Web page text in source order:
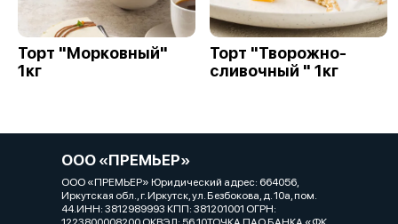
Торт "Морковный"
1кг
Торт "Творожно-
сливочный " 1кг
ООО «ПРЕМЬЕР»
ООО «ПРЕМЬЕР» Юридический адрес: 664056,
Иркутская обл., г. Иркутск, ул. Безбокова, д. 10а, пом.
44.ИНН: 3812989993 КПП: 381201001 ОГРН: